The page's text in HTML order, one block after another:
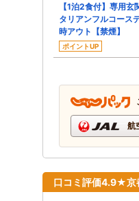
【1泊2食付】専用
タリアンフルコース
時アウト【禁煙】
ポイントUP
航
口コミ評価4.9★京